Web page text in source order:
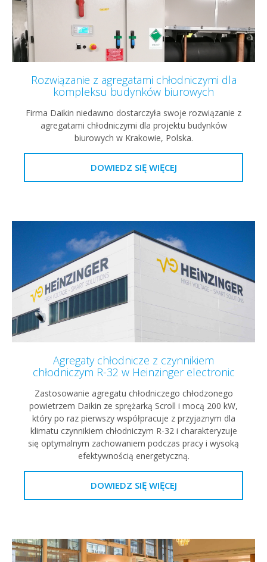
Rozwiązanie z agregatami chłodniczymi dla
kompleksu budynków biurowych
Firma Daikin niedawno dostarczyła swoje rozwiązanie z
agregatami chłodniczymi dla projektu budynków
biurowych w Krakowie, Polska.
DOWIEDZ SIĘ WIĘCEJ
Agregaty chłodnicze z czynnikiem
chłodniczym R-32 w Heinzinger electronic
Zastosowanie agregatu chłodniczego chłodzonego
powietrzem Daikin ze sprężarką Scroll i mocą 200 kW,
który po raz pierwszy współpracuje z przyjaznym dla
klimatu czynnikiem chłodniczym R-32 i charakteryzuje
się optymalnym zachowaniem podczas pracy i wysoką
efektywnością energetyczną.
DOWIEDZ SIĘ WIĘCEJ